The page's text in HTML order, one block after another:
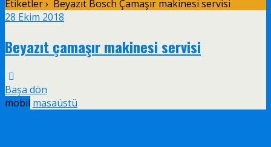
Etiketler › Beyazıt Bosch Çamaşır makinesi servisi
28 Ekim 2018
Beyazıt çamaşır makinesi servisi
Başa dön
mobil masaüstü